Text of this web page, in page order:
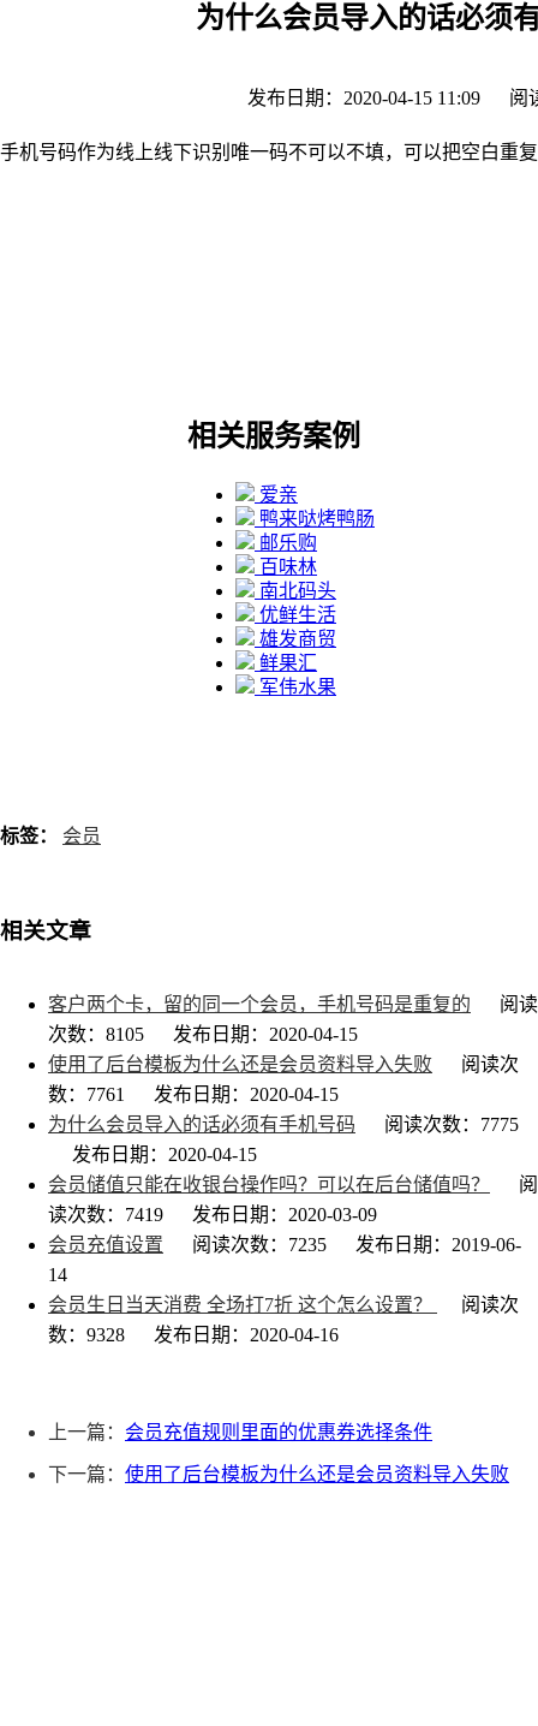
为什么会员导入的话必须
发布日期：2020-04-15 11:09 阅
手机号码作为线上线下识别唯一码不可以不填，可以把空白重
相关服务案例
爱亲
鸭来哒烤鸭肠
邮乐购
百味林
南北码头
优鲜生活
雄发商贸
鲜果汇
军伟水果
标签： 会员
相关文章
客户两个卡，留的同一个会员，手机号码是重复的
阅读
次数：8105
发布日期：2020-04-15
使用了后台模板为什么还是会员资料导入失败
阅读次
数：7761
发布日期：2020-04-15
为什么会员导入的话必须有手机号码
阅读次数：7775
发布日期：2020-04-15
会员储值只能在收银台操作吗？可以在后台储值吗？
阅
读次数：7419
发布日期：2020-03-09
会员充值设置
阅读次数：7235
发布日期：2019-06-
14
会员生日当天消费 全场打7折 这个怎么设置？
阅读次
数：9328
发布日期：2020-04-16
上一篇： 会员充值规则里面的优惠券选择条件
下一篇： 使用了后台模板为什么还是会员资料导入失败